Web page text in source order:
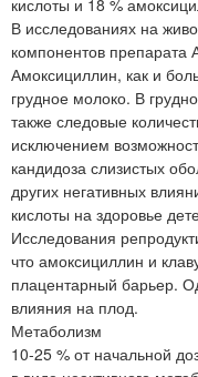
В исследованиях на
компонентов препарата
Амоксициллин, как и
грудное молоко. В
также следовые
исключением
кандидоза слизистых
других негативных
кислоты на здоровье
Исследования
что амоксициллин и
плацентарный барьер.
влияния на плод.
Метаболизм
10-25 % от начальной